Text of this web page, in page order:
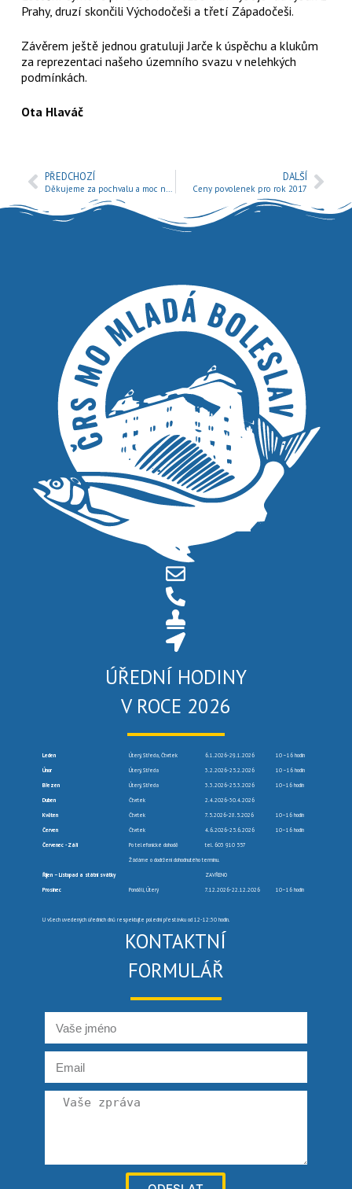
Prahy, druzí skončili Východočeši a třetí Západočeši.
Závěrem ještě jednou gratuluji Jarče k úspěchu a klukům
za reprezentaci našeho územního svazu v nelehkých
podmínkách.
Ota Hlaváč
PŘEDCHOZÍ
Děkujeme za pochvalu a moc nás to těší.
DALŠÍ
Ceny povolenek pro rok 2017
ÚŘEDNÍ HODINY
V ROCE 2026
Leden Úterý, Středa, Čtvrtek 6.1.2026-29.1.2026 10 –16 hodin
Únor Úterý, Středa 3.2.2026-25.2.2026 10 –16 hodin
Březen Úterý, Středa 3.3.2026-25.3.2026 10–16 hodin
Duben Čtvrtek 2.4.2026-30.4.2026
Květen Čtvrtek 7.5.2026-28.5.2026 10–16 hodin
Červen Čtvrtek 4.6.2026-25.6.2026 10–16 hodin
Červenec -Září Po telefonické dohodě tel. 603 910 557
Žádáme o dodržení dohodnutého termínu.
Říjen – Listopad a státní svátky ZAVŘENO
Prosinec Pondělí, Úterý 7.12.2026-22.12.2026 10–16 hodin
U všech uvedených úředních dnů respektujte polední přestávku od 12-12:30 hodin.
KONTAKTNÍ
FORMULÁŘ